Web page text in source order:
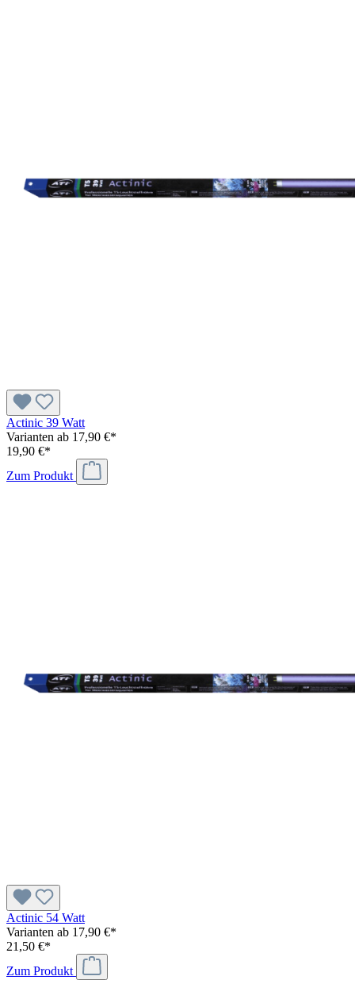
Actinic 39 Watt
Varianten ab 17,90 €*
19,90 €*
Zum Produkt
Actinic 54 Watt
Varianten ab 17,90 €*
21,50 €*
Zum Produkt